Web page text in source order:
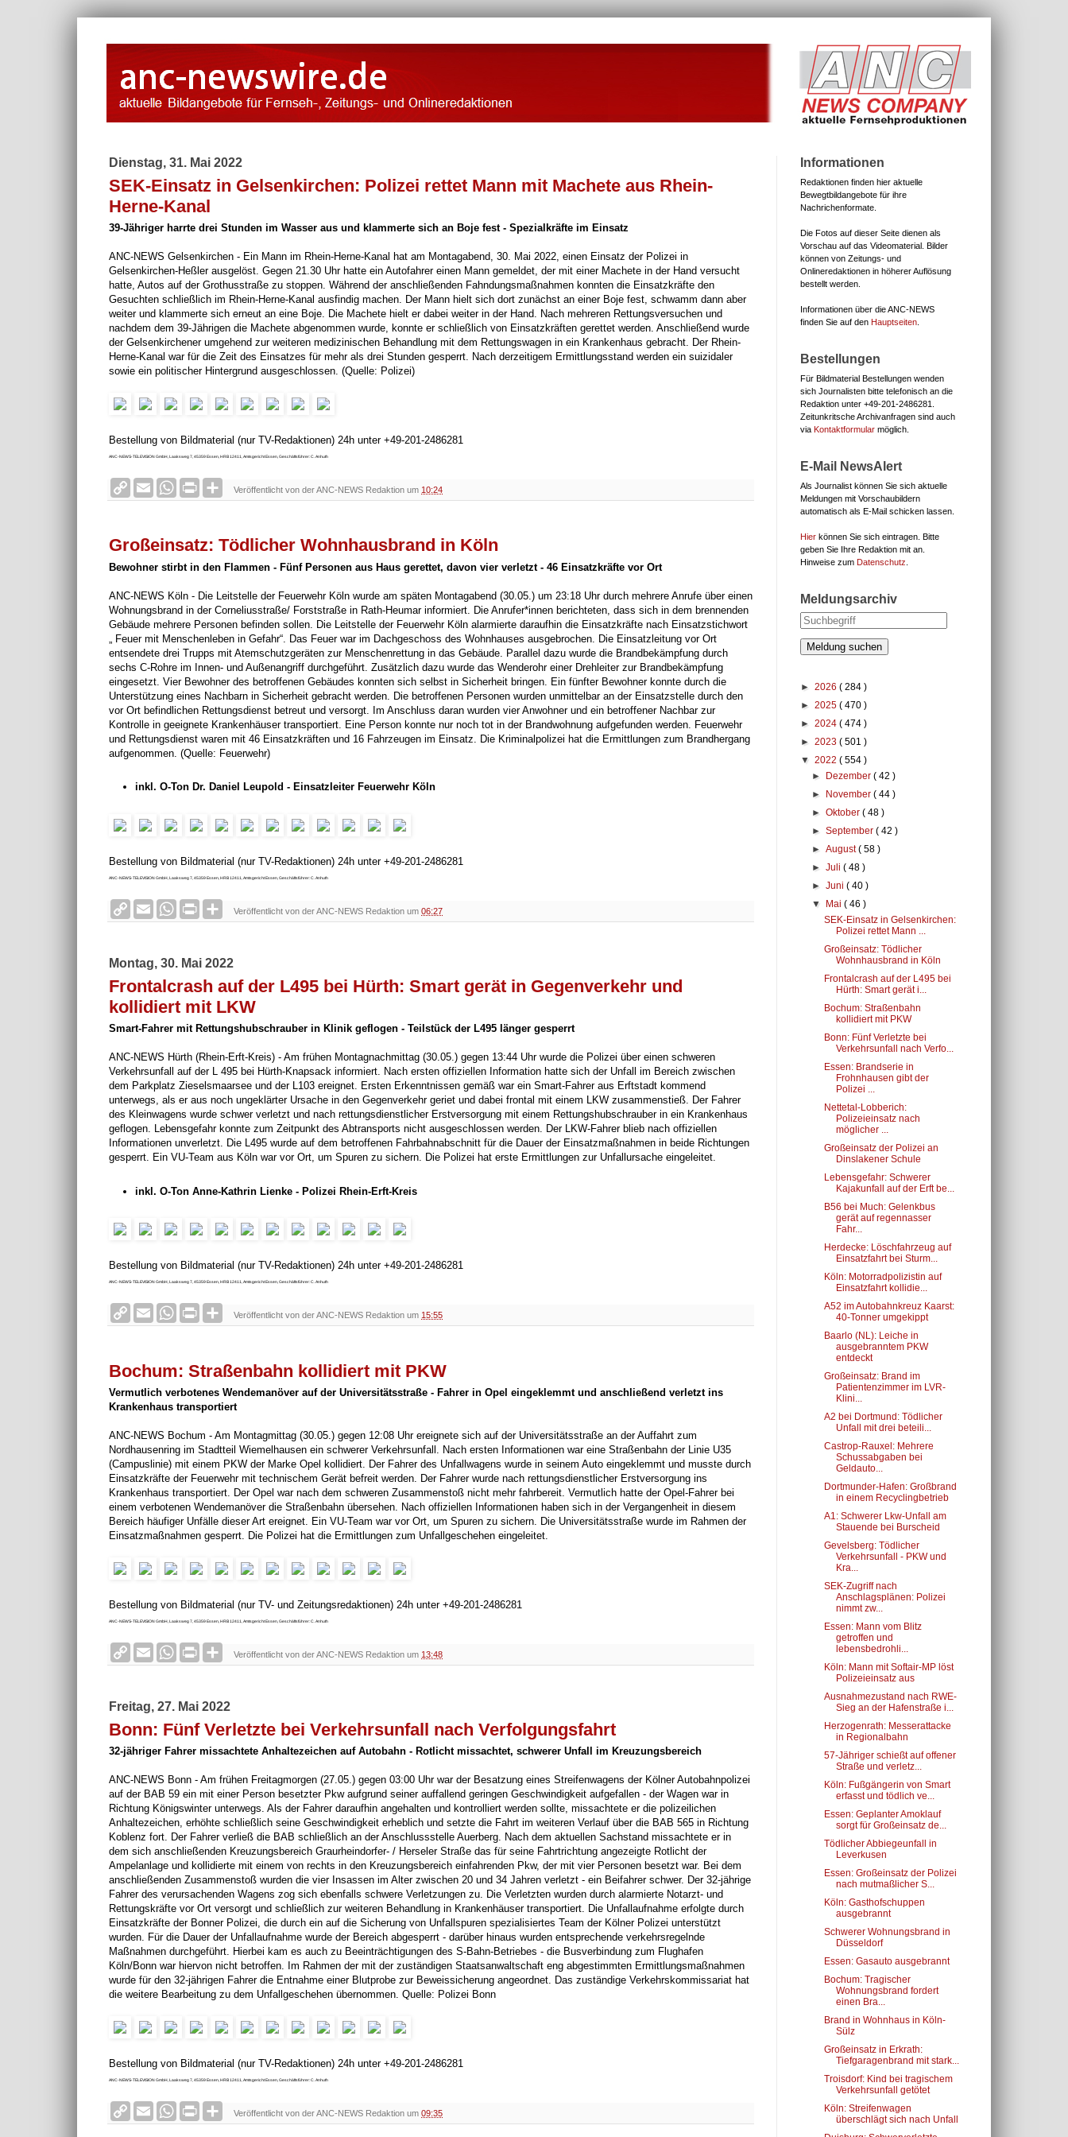
Dienstag, 31. Mai 2022
SEK-Einsatz in Gelsenkirchen: Polizei rettet Mann mit Machete aus Rhein-
Herne-Kanal
39-Jähriger harrte drei Stunden im Wasser aus und klammerte sich an Boje fest - Spezialkräfte im Einsatz
ANC-NEWS Gelsenkirchen - Ein Mann im Rhein-Herne-Kanal hat am Montagabend, 30. Mai 2022, einen Einsatz der Polizei in
Gelsenkirchen-Heßler ausgelöst. Gegen 21.30 Uhr hatte ein Autofahrer einen Mann gemeldet, der mit einer Machete in der Hand versucht
hatte, Autos auf der Grothusstraße zu stoppen. Während der anschließenden Fahndungsmaßnahmen konnten die Einsatzkräfte den
Gesuchten schließlich im Rhein-Herne-Kanal ausfindig machen. Der Mann hielt sich dort zunächst an einer Boje fest, schwamm dann aber
weiter und klammerte sich erneut an eine Boje. Die Machete hielt er dabei weiter in der Hand. Nach mehreren Rettungsversuchen und
nachdem dem 39-Jährigen die Machete abgenommen wurde, konnte er schließlich von Einsatzkräften gerettet werden. Anschließend wurde
der Gelsenkirchener umgehend zur weiteren medizinischen Behandlung mit dem Rettungswagen in ein Krankenhaus gebracht. Der Rhein-
Herne-Kanal war für die Zeit des Einsatzes für mehr als drei Stunden gesperrt. Nach derzeitigem Ermittlungsstand werden ein suizidaler
sowie ein politischer Hintergrund ausgeschlossen. (Quelle: Polizei)
Bestellung von Bildmaterial (nur TV-Redaktionen) 24h unter +49-201-2486281
ANC-NEWS-TELEVISION GmbH, Laaksweg 7, 45359 Essen, HRB 12411, Amtsgericht Essen, Geschäftsführer: C. Anhuth
C
o
i
k
m
W
h
A
p
p
F
n
d
l
y
Veröffentlicht von der ANC-NEWS Redaktion um 10:24
Großeinsatz: Tödlicher Wohnhausbrand in Köln
Bewohner stirbt in den Flammen - Fünf Personen aus Haus gerettet, davon vier verletzt - 46 Einsatzkräfte vor Ort
ANC-NEWS Köln - Die Leitstelle der Feuerwehr Köln wurde am späten Montagabend (30.05.) um 23:18 Uhr durch mehrere Anrufe über einen
Wohnungsbrand in der Corneliusstraße/ Forststraße in Rath-Heumar informiert. Die Anrufer*innen berichteten, dass sich in dem brennenden
Gebäude mehrere Personen befinden sollen. Die Leitstelle der Feuerwehr Köln alarmierte daraufhin die Einsatzkräfte nach Einsatzstichwort
„ Feuer mit Menschenleben in Gefahr“. Das Feuer war im Dachgeschoss des Wohnhauses ausgebrochen. Die Einsatzleitung vor Ort
entsendete drei Trupps mit Atemschutzgeräten zur Menschenrettung in das Gebäude. Parallel dazu wurde die Brandbekämpfung durch
sechs C-Rohre im Innen- und Außenangriff durchgeführt. Zusätzlich dazu wurde das Wenderohr einer Drehleiter zur Brandbekämpfung
eingesetzt. Vier Bewohner des betroffenen Gebäudes konnten sich selbst in Sicherheit bringen. Ein fünfter Bewohner konnte durch die
Unterstützung eines Nachbarn in Sicherheit gebracht werden. Die betroffenen Personen wurden unmittelbar an der Einsatzstelle durch den
vor Ort befindlichen Rettungsdienst betreut und versorgt. Im Anschluss daran wurden vier Anwohner und ein betroffener Nachbar zur
Kontrolle in geeignete Krankenhäuser transportiert. Eine Person konnte nur noch tot in der Brandwohnung aufgefunden werden. Feuerwehr
und Rettungsdienst waren mit 46 Einsatzkräften und 16 Fahrzeugen im Einsatz. Die Kriminalpolizei hat die Ermittlungen zum Brandhergang
aufgenommen. (Quelle: Feuerwehr)
inkl. O-Ton Dr. Daniel Leupold - Einsatzleiter Feuerwehr Köln
Bestellung von Bildmaterial (nur TV-Redaktionen) 24h unter +49-201-2486281
ANC-NEWS-TELEVISION GmbH, Laaksweg 7, 45359 Essen, HRB 12411, Amtsgericht Essen, Geschäftsführer: C. Anhuth
C
o
i
n
k
m
W
h
A
p
p
t
F
r
i
e
d
y
e
Veröffentlicht von der ANC-NEWS Redaktion um 06:27
Montag, 30. Mai 2022
Frontalcrash auf der L495 bei Hürth: Smart gerät in Gegenverkehr und
kollidiert mit LKW
Smart-Fahrer mit Rettungshubschrauber in Klinik geflogen - Teilstück der L495 länger gesperrt
ANC-NEWS Hürth (Rhein-Erft-Kreis) - Am frühen Montagnachmittag (30.05.) gegen 13:44 Uhr wurde die Polizei über einen schweren
Verkehrsunfall auf der L 495 bei Hürth-Knapsack informiert. Nach ersten offiziellen Information hatte sich der Unfall im Bereich zwischen
dem Parkplatz Zieselsmaarsee und der L103 ereignet. Ersten Erkenntnissen gemäß war ein Smart-Fahrer aus Erftstadt kommend
unterwegs, als er aus noch ungeklärter Ursache in den Gegenverkehr geriet und dabei frontal mit einem LKW zusammenstieß. Der Fahrer
des Kleinwagens wurde schwer verletzt und nach rettungsdienstlicher Erstversorgung mit einem Rettungshubschrauber in ein Krankenhaus
geflogen. Lebensgefahr konnte zum Zeitpunkt des Abtransports nicht ausgeschlossen werden. Der LKW-Fahrer blieb nach offiziellen
Informationen unverletzt. Die L495 wurde auf dem betroffenen Fahrbahnabschnitt für die Dauer der Einsatzmaßnahmen in beide Richtungen
gesperrt. Ein VU-Team aus Köln war vor Ort, um Spuren zu sichern. Die Polizei hat erste Ermittlungen zur Unfallursache eingeleitet.
inkl. O-Ton Anne-Kathrin Lienke - Polizei Rhein-Erft-Kreis
Bestellung von Bildmaterial (nur TV-Redaktionen) 24h unter +49-201-2486281
ANC-NEWS-TELEVISION GmbH, Laaksweg 7, 45359 Essen, HRB 12411, Amtsgericht Essen, Geschäftsführer: C. Anhuth
C
o
i
k
m
W
h
A
p
p
F
i
e
d
l
y
Veröffentlicht von der ANC-NEWS Redaktion um 15:55
Bochum: Straßenbahn kollidiert mit PKW
Vermutlich verbotenes Wendemanöver auf der Universitätsstraße - Fahrer in Opel eingeklemmt und anschließend verletzt ins
Krankenhaus transportiert
ANC-NEWS Bochum - Am Montagmittag (30.05.) gegen 12:08 Uhr ereignete sich auf der Universitätsstraße an der Auffahrt zum
Nordhausenring im Stadtteil Wiemelhausen ein schwerer Verkehrsunfall. Nach ersten Informationen war eine Straßenbahn der Linie U35
(Campuslinie) mit einem PKW der Marke Opel kollidiert. Der Fahrer des Unfallwagens wurde in seinem Auto eingeklemmt und musste durch
Einsatzkräfte der Feuerwehr mit technischem Gerät befreit werden. Der Fahrer wurde nach rettungsdienstlicher Erstversorgung ins
Krankenhaus transportiert. Der Opel war nach dem schweren Zusammenstoß nicht mehr fahrbereit. Vermutlich hatte der Opel-Fahrer bei
einem verbotenen Wendemanöver die Straßenbahn übersehen. Nach offiziellen Informationen haben sich in der Vergangenheit in diesem
Bereich häufiger Unfälle dieser Art ereignet. Ein VU-Team war vor Ort, um Spuren zu sichern. Die Universitätsstraße wurde im Rahmen der
Einsatzmaßnahmen gesperrt. Die Polizei hat die Ermittlungen zum Unfallgeschehen eingeleitet.
Bestellung von Bildmaterial (nur TV- und Zeitungsredaktionen) 24h unter +49-201-2486281
ANC-NEWS-TELEVISION GmbH, Laaksweg 7, 45359 Essen, HRB 12411, Amtsgericht Essen, Geschäftsführer: C. Anhuth
C
o
L
i
n
k
m
W
h
s
A
p
p
F
r
e
d
y
e
Veröffentlicht von der ANC-NEWS Redaktion um 13:48
Freitag, 27. Mai 2022
Bonn: Fünf Verletzte bei Verkehrsunfall nach Verfolgungsfahrt
32-jähriger Fahrer missachtete Anhaltezeichen auf Autobahn - Rotlicht missachtet, schwerer Unfall im Kreuzungsbereich
ANC-NEWS Bonn - Am frühen Freitagmorgen (27.05.) gegen 03:00 Uhr war der Besatzung eines Streifenwagens der Kölner Autobahnpolizei
auf der BAB 59 ein mit einer Person besetzter Pkw aufgrund seiner auffallend geringen Geschwindigkeit aufgefallen - der Wagen war in
Richtung Königswinter unterwegs. Als der Fahrer daraufhin angehalten und kontrolliert werden sollte, missachtete er die polizeilichen
Anhaltezeichen, erhöhte schließlich seine Geschwindigkeit erheblich und setzte die Fahrt im weiteren Verlauf über die BAB 565 in Richtung
Koblenz fort. Der Fahrer verließ die BAB schließlich an der Anschlussstelle Auerberg. Nach dem aktuellen Sachstand missachtete er in
dem sich anschließenden Kreuzungsbereich Graurheindorfer- / Herseler Straße das für seine Fahrtrichtung angezeigte Rotlicht der
Ampelanlage und kollidierte mit einem von rechts in den Kreuzungsbereich einfahrenden Pkw, der mit vier Personen besetzt war. Bei dem
anschließenden Zusammenstoß wurden die vier Insassen im Alter zwischen 20 und 34 Jahren verletzt - ein Beifahrer schwer. Der 32-jährige
Fahrer des verursachenden Wagens zog sich ebenfalls schwere Verletzungen zu. Die Verletzten wurden durch alarmierte Notarzt- und
Rettungskräfte vor Ort versorgt und schließlich zur weiteren Behandlung in Krankenhäuser transportiert. Die Unfallaufnahme erfolgte durch
Einsatzkräfte der Bonner Polizei, die durch ein auf die Sicherung von Unfallspuren spezialisiertes Team der Kölner Polizei unterstützt
wurden. Für die Dauer der Unfallaufnahme wurde der Bereich abgesperrt - darüber hinaus wurden entsprechende verkehrsregelnde
Maßnahmen durchgeführt. Hierbei kam es auch zu Beeinträchtigungen des S-Bahn-Betriebes - die Busverbindung zum Flughafen
Köln/Bonn war hiervon nicht betroffen. Im Rahmen der mit der zuständigen Staatsanwaltschaft eng abgestimmten Ermittlungsmaßnahmen
wurde für den 32-jährigen Fahrer die Entnahme einer Blutprobe zur Beweissicherung angeordnet. Das zuständige Verkehrskommissariat hat
die weitere Bearbeitung zu dem Unfallgeschehen übernommen. Quelle: Polizei Bonn
Bestellung von Bildmaterial (nur TV-Redaktionen) 24h unter +49-201-2486281
ANC-NEWS-TELEVISION GmbH, Laaksweg 7, 45359 Essen, HRB 12411, Amtsgericht Essen, Geschäftsführer: C. Anhuth
C
o
m
W
h
Veröffentlicht von der ANC-NEWS Redaktion um 09:35
Informationen
Redaktionen finden hier aktuelle
Bewegtbildangebote für ihre
Nachrichenformate.
Die Fotos auf dieser Seite dienen als
Vorschau auf das Videomaterial. Bilder
können von Zeitungs- und
Onlineredaktionen in höherer Auflösung
bestellt werden.
Informationen über die ANC-NEWS
finden Sie auf den Hauptseiten
Bestellungen
Für Bildmaterial Bestellungen wenden
sich Journalisten bitte telefonisch an die
Redaktion unter +49-201-2486281.
Zeitunkritsche Archivanfragen sind auch
via Kontaktformular möglich.
E-Mail NewsAlert
Als Journalist können Sie sich aktuelle
Meldungen mit Vorschaubildern
automatisch als E-Mail schicken lassen.
Hier können Sie sich eintragen. Bitte
geben Sie Ihre Redaktion mit an.
Hinweise zum Datenschutz
Meldungsarchiv
Meldung suchen
► 2026 ( 284 )
► 2025 ( 470 )
► 2024 ( 474 )
► 2023 ( 501 )
▼ 2022 ( 554 )
►
Dezember( 42 )
►
November( 44 )
►Oktober( 48 )
►September( 42 )
►August( 58 )
►Juli( 48 )
►Juni( 40 )
▼
Mai( 46 )
SEK-Einsatz in Gelsenkirchen:
Polizei rettet Mann ...
Großeinsatz: Tödlicher
Wohnhausbrand in Köln
Frontalcrash auf der L495 bei
Hürth: Smart gerät i...
Bochum: Straßenbahn
kollidiert mit PKW
Bonn: Fünf Verletzte bei
Verkehrsunfall nach Verfo...
Essen: Brandserie in
Frohnhausen gibt der
Polizei ...
Nettetal-Lobberich:
Polizeieinsatz nach
möglicher ...
Großeinsatz der Polizei an
Dinslakener Schule
Lebensgefahr: Schwerer
Kajakunfall auf der Erft be...
B56 bei Much: Gelenkbus
gerät auf regennasser
Fahr...
Herdecke: Löschfahrzeug auf
Einsatzfahrt bei Sturm...
Köln: Motorradpolizistin auf
Einsatzfahrt kollidie...
A52 im Autobahnkreuz Kaarst:
40-Tonner umgekippt
Baarlo (NL): Leiche in
ausgebranntem PKW
entdeckt
Großeinsatz: Brand im
Patientenzimmer im LVR-
Klini...
A2 bei Dortmund: Tödlicher
Unfall mit drei beteili...
Castrop-Rauxel: Mehrere
Schussabgaben bei
Geldauto...
Dortmunder-Hafen: Großbrand
in einem Recyclingbetrieb
A1: Schwerer Lkw-Unfall am
Stauende bei Burscheid
Gevelsberg: Tödlicher
Verkehrsunfall - PKW und
Kra...
SEK-Zugriff nach
Anschlagsplänen: Polizei
nimmt zw...
Essen: Mann vom Blitz
getroffen und
lebensbedrohli...
Köln: Mann mit Softair-MP löst
Polizeieinsatz aus
Ausnahmezustand nach RWE-
Sieg an der Hafenstraße i...
Herzogenrath: Messerattacke
in Regionalbahn
57-Jähriger schießt auf offener
Straße und verletz...
Köln: Fußgängerin von Smart
erfasst und tödlich ve...
Essen: Geplanter Amoklauf
sorgt für Großeinsatz de...
Tödlicher Abbiegeunfall in
Leverkusen
Essen: Großeinsatz der Polizei
nach mutmaßlicher S...
Köln: Gasthofschuppen
ausgebrannt
Schwerer Wohnungsbrand in
Düsseldorf
Essen: Gasauto ausgebrannt
Bochum: Tragischer
Wohnungsbrand fordert
einen Bra...
Brand in Wohnhaus in Köln-
Sülz
Großeinsatz in Erkrath:
Tiefgaragenbrand mit stark...
Troisdorf: Kind bei tragischem
Verkehrsunfall getötet
Köln: Streifenwagen
überschlägt sich nach Unfall